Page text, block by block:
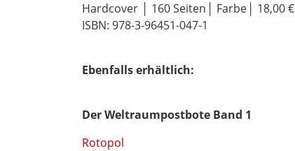
Hardcover │ 160 Seiten│ Farbe│ 18,00 €
ISBN: 978-3-96451-047-1
Ebenfalls erhältlich:
Der Weltraumpostbote Band 1
Rotopol